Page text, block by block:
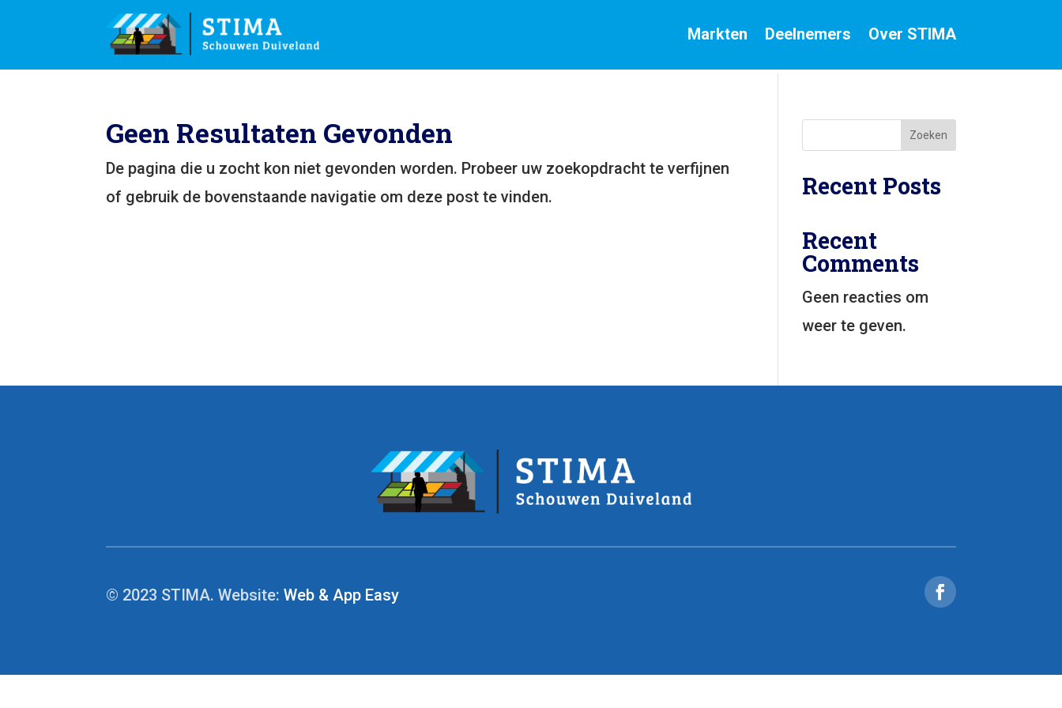
Markten Deelnemers Over STIMA
Geen Resultaten Gevonden
De pagina die u zocht kon niet gevonden worden. Probeer uw zoekopdracht te verfijnen
of gebruik de bovenstaande navigatie om deze post te vinden.
Zoeken
Recent Posts
Recent
Comments
Geen reacties om
weer te geven.
© 2023 STIMA. Website:Web & App Easy